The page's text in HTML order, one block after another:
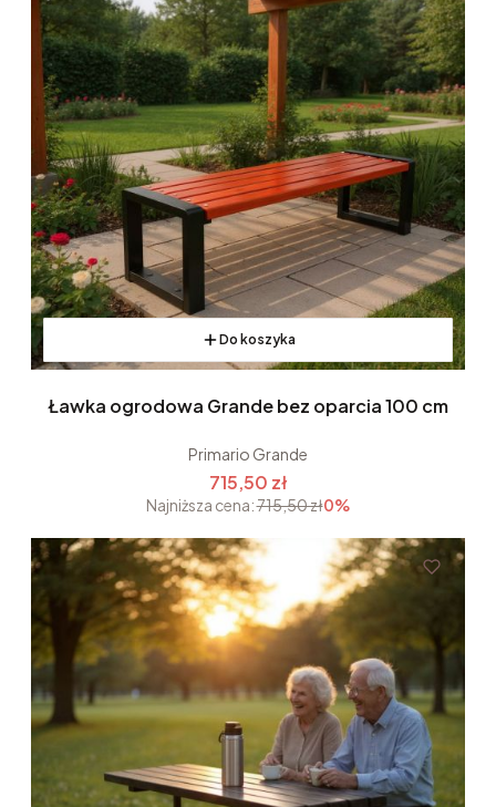
Do koszyka
Ławka ogrodowa Grande bez oparcia 100 cm
Primario Grande
715,50 zł
Najniższa cena:715,50 zł0%